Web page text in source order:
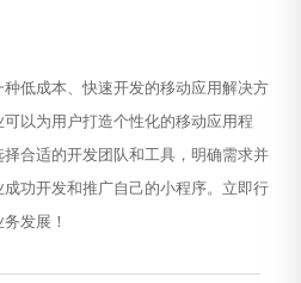
低成本、快速开发的移动应用解决方
以为用户打造个性化的移动应用程
合适的开发团队和工具，明确需求并
功开发和推广自己的小程序。立即行
发展！